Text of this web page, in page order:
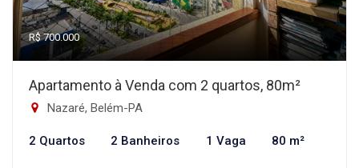
R$ 700.000
Apartamento à Venda com 2 quartos, 80m²
Nazaré, Belém-PA
2 Quartos 2 Banheiros 1 Vaga 80 m²